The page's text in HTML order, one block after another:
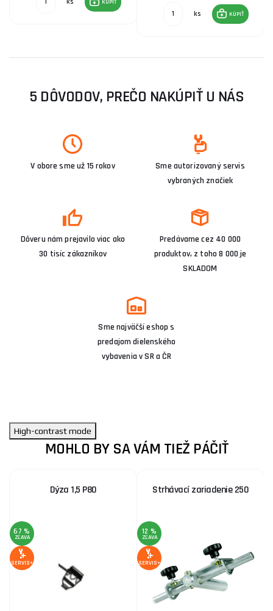
KÚPIŤ
ks KÚPIŤ
5 DÔVODOV, PREČO NAKÚPIŤ U NÁS
V obore sme už 15 rokov
Sme autorizovaný servis
vybraných značiek
Dôveru nám prejavilo viac ako
30 tisíc zákazníkov
Predávame cez 40 000
produktov, z toho 8 000 je
SKLADOM
Sme najväčší eshop s
predajom dielenského
vybavenia v SR a ČR
High-contrast mode
MOHLO BY SA VÁM TIEŽ PÁČIŤ
Dýza 1,5 P80
67 %
ZĽAVA
SERVIS+
Strhávací zariadenie 250
12 %
ZĽAVA
SERVIS+